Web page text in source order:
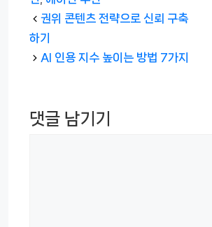
권위 콘텐츠 전략으로 신뢰 구축
하기
AI 인용 지수 높이는 방법 7가지
댓글 남기기